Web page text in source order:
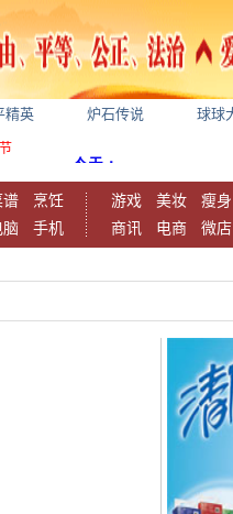
精英 炉石传说 球球
谱
烹饪
脑 手机
游戏 美妆
瘦身
商讯
电商 微店